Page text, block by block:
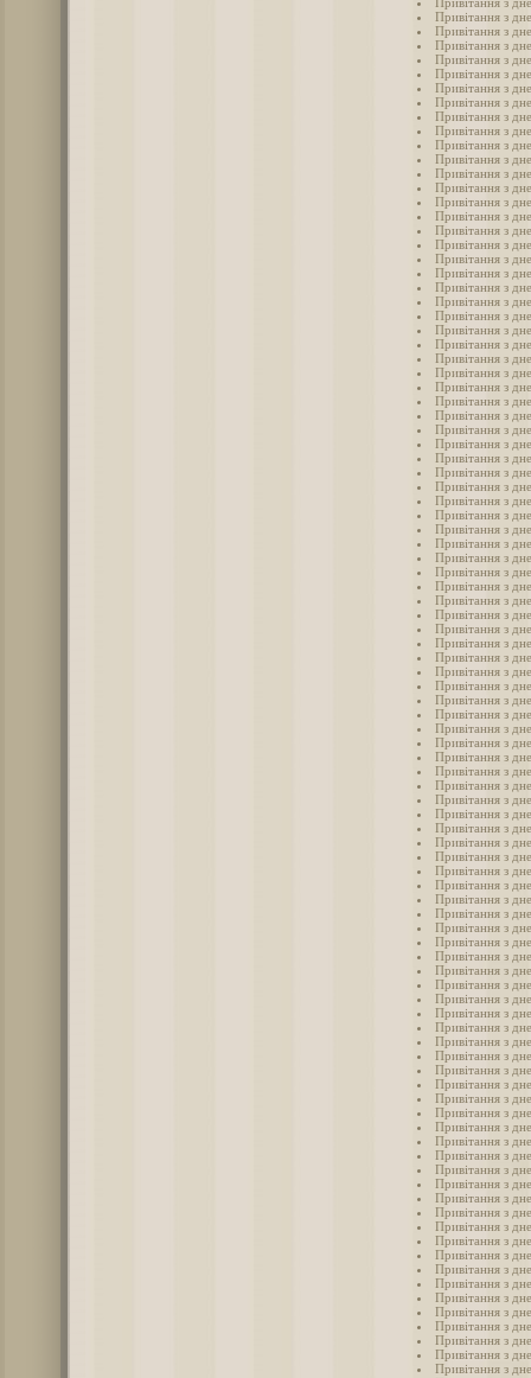
Привітання з
Привітання з
Привітання з
Привітання з
Привітання з
Привітання з
Привітання з
Привітання з
Привітання з
Привітання з
Привітання з
Привітання з
Привітання з
Привітання з
Привітання з
Привітання з
Привітання з
Привітання з
Привітання з
Привітання з
Привітання з
Привітання з
Привітання з
Привітання з
Привітання з
Привітання з
Привітання з
Привітання з
Привітання з
Привітання з
Привітання з
Привітання з
Привітання з
Привітання з
Привітання з
Привітання з
Привітання з
Привітання з
Привітання з
Привітання з
Привітання з
Привітання з
Привітання з
Привітання з
Привітання з
Привітання з
Привітання з
Привітання з
Привітання з
Привітання з
Привітання з
Привітання з
Привітання з
Привітання з
Привітання з
Привітання з
Привітання з
Привітання з
Привітання з
Привітання з
Привітання з
Привітання з
Привітання з
Привітання з
Привітання з
Привітання з
Привітання з
Привітання з
Привітання з
Привітання з
Привітання з
Привітання з
Привітання з
Привітання з
Привітання з
Привітання з
Привітання з
Привітання з
Привітання з
Привітання з
Привітання з
Привітання з
Привітання з
Привітання з
Привітання з
Привітання з
Привітання з
Привітання з
Привітання з
Привітання з
Привітання з
Привітання з
Привітання з
Привітання з
Привітання з
Привітання з